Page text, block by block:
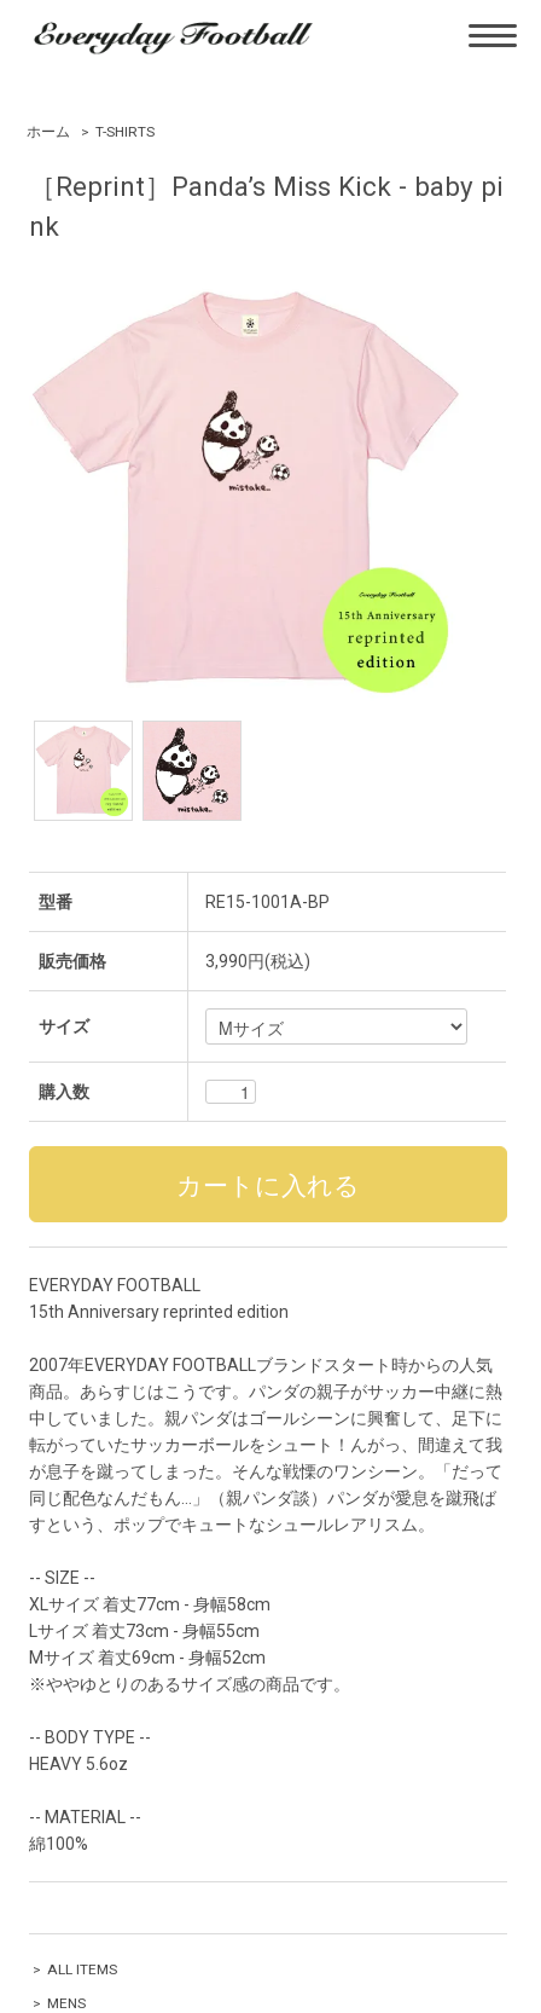
ホーム > T-SHIRTS
［Reprint］Panda’s Miss Kick - baby pi
nk
型番 RE15-1001A-BP
販売価格 3,990円(税込)
サイズ
購入数
EVERYDAY FOOTBALL
15th Anniversary reprinted edition
2007年EVERYDAY FOOTBALLブランドスタート時からの人気
商品。あらすじはこうです。パンダの親子がサッカー中継に熱
中していました。親パンダはゴールシーンに興奮して、足下に
転がっていたサッカーボールをシュート！んがっ、間違えて我
が息子を蹴ってしまった。そんな戦慄のワンシーン。「だって
同じ配色なんだもん…」（親パンダ談）パンダが愛息を蹴飛ば
すという、ポップでキュートなシュールレアリスム。
-- SIZE --
XLサイズ 着丈77cm - 身幅58cm
Lサイズ 着丈73cm - 身幅55cm
Mサイズ 着丈69cm - 身幅52cm
※ややゆとりのあるサイズ感の商品です。
-- BODY TYPE --
HEAVY 5.6oz
-- MATERIAL --
綿100%
> ALL ITEMS
> MENS